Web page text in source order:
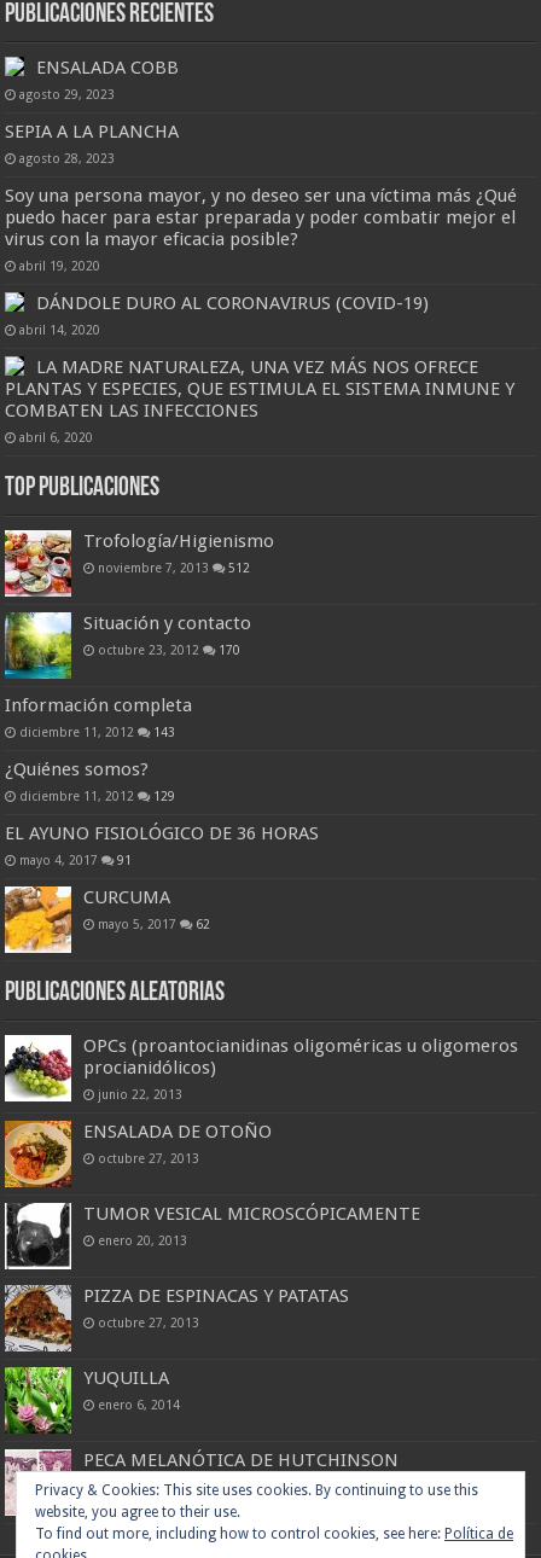
Publicaciones Recientes
ENSALADA COBB
agosto 29, 2023
SEPIA A LA PLANCHA
agosto 28, 2023
Soy una persona mayor, y no deseo ser una víctima más ¿Qué
puedo hacer para estar preparada y poder combatir mejor el
virus con la mayor eficacia posible?
abril 19, 2020
DÁNDOLE DURO AL CORONAVIRUS (COVID-19)
abril 14, 2020
LA MADRE NATURALEZA, UNA VEZ MÁS NOS OFRECE
PLANTAS Y ESPECIES, QUE ESTIMULA EL SISTEMA INMUNE Y
COMBATEN LAS INFECCIONES
abril 6, 2020
Top Publicaciones
Trofología/Higienismo
noviembre 7, 2013 512
Situación y contacto
octubre 23, 2012 170
Información completa
diciembre 11, 2012 143
¿Quiénes somos?
diciembre 11, 2012 129
EL AYUNO FISIOLÓGICO DE 36 HORAS
mayo 4, 2017 91
CURCUMA
mayo 5, 2017 62
Publicaciones Aleatorias
OPCs (proantocianidinas oligoméricas u oligomeros
procianidólicos)
junio 22, 2013
ENSALADA DE OTOÑO
octubre 27, 2013
TUMOR VESICAL MICROSCÓPICAMENTE
enero 20, 2013
PIZZA DE ESPINACAS Y PATATAS
octubre 27, 2013
YUQUILLA
enero 6, 2014
PECA MELANÓTICA DE HUTCHINSON
enero 21, 2013